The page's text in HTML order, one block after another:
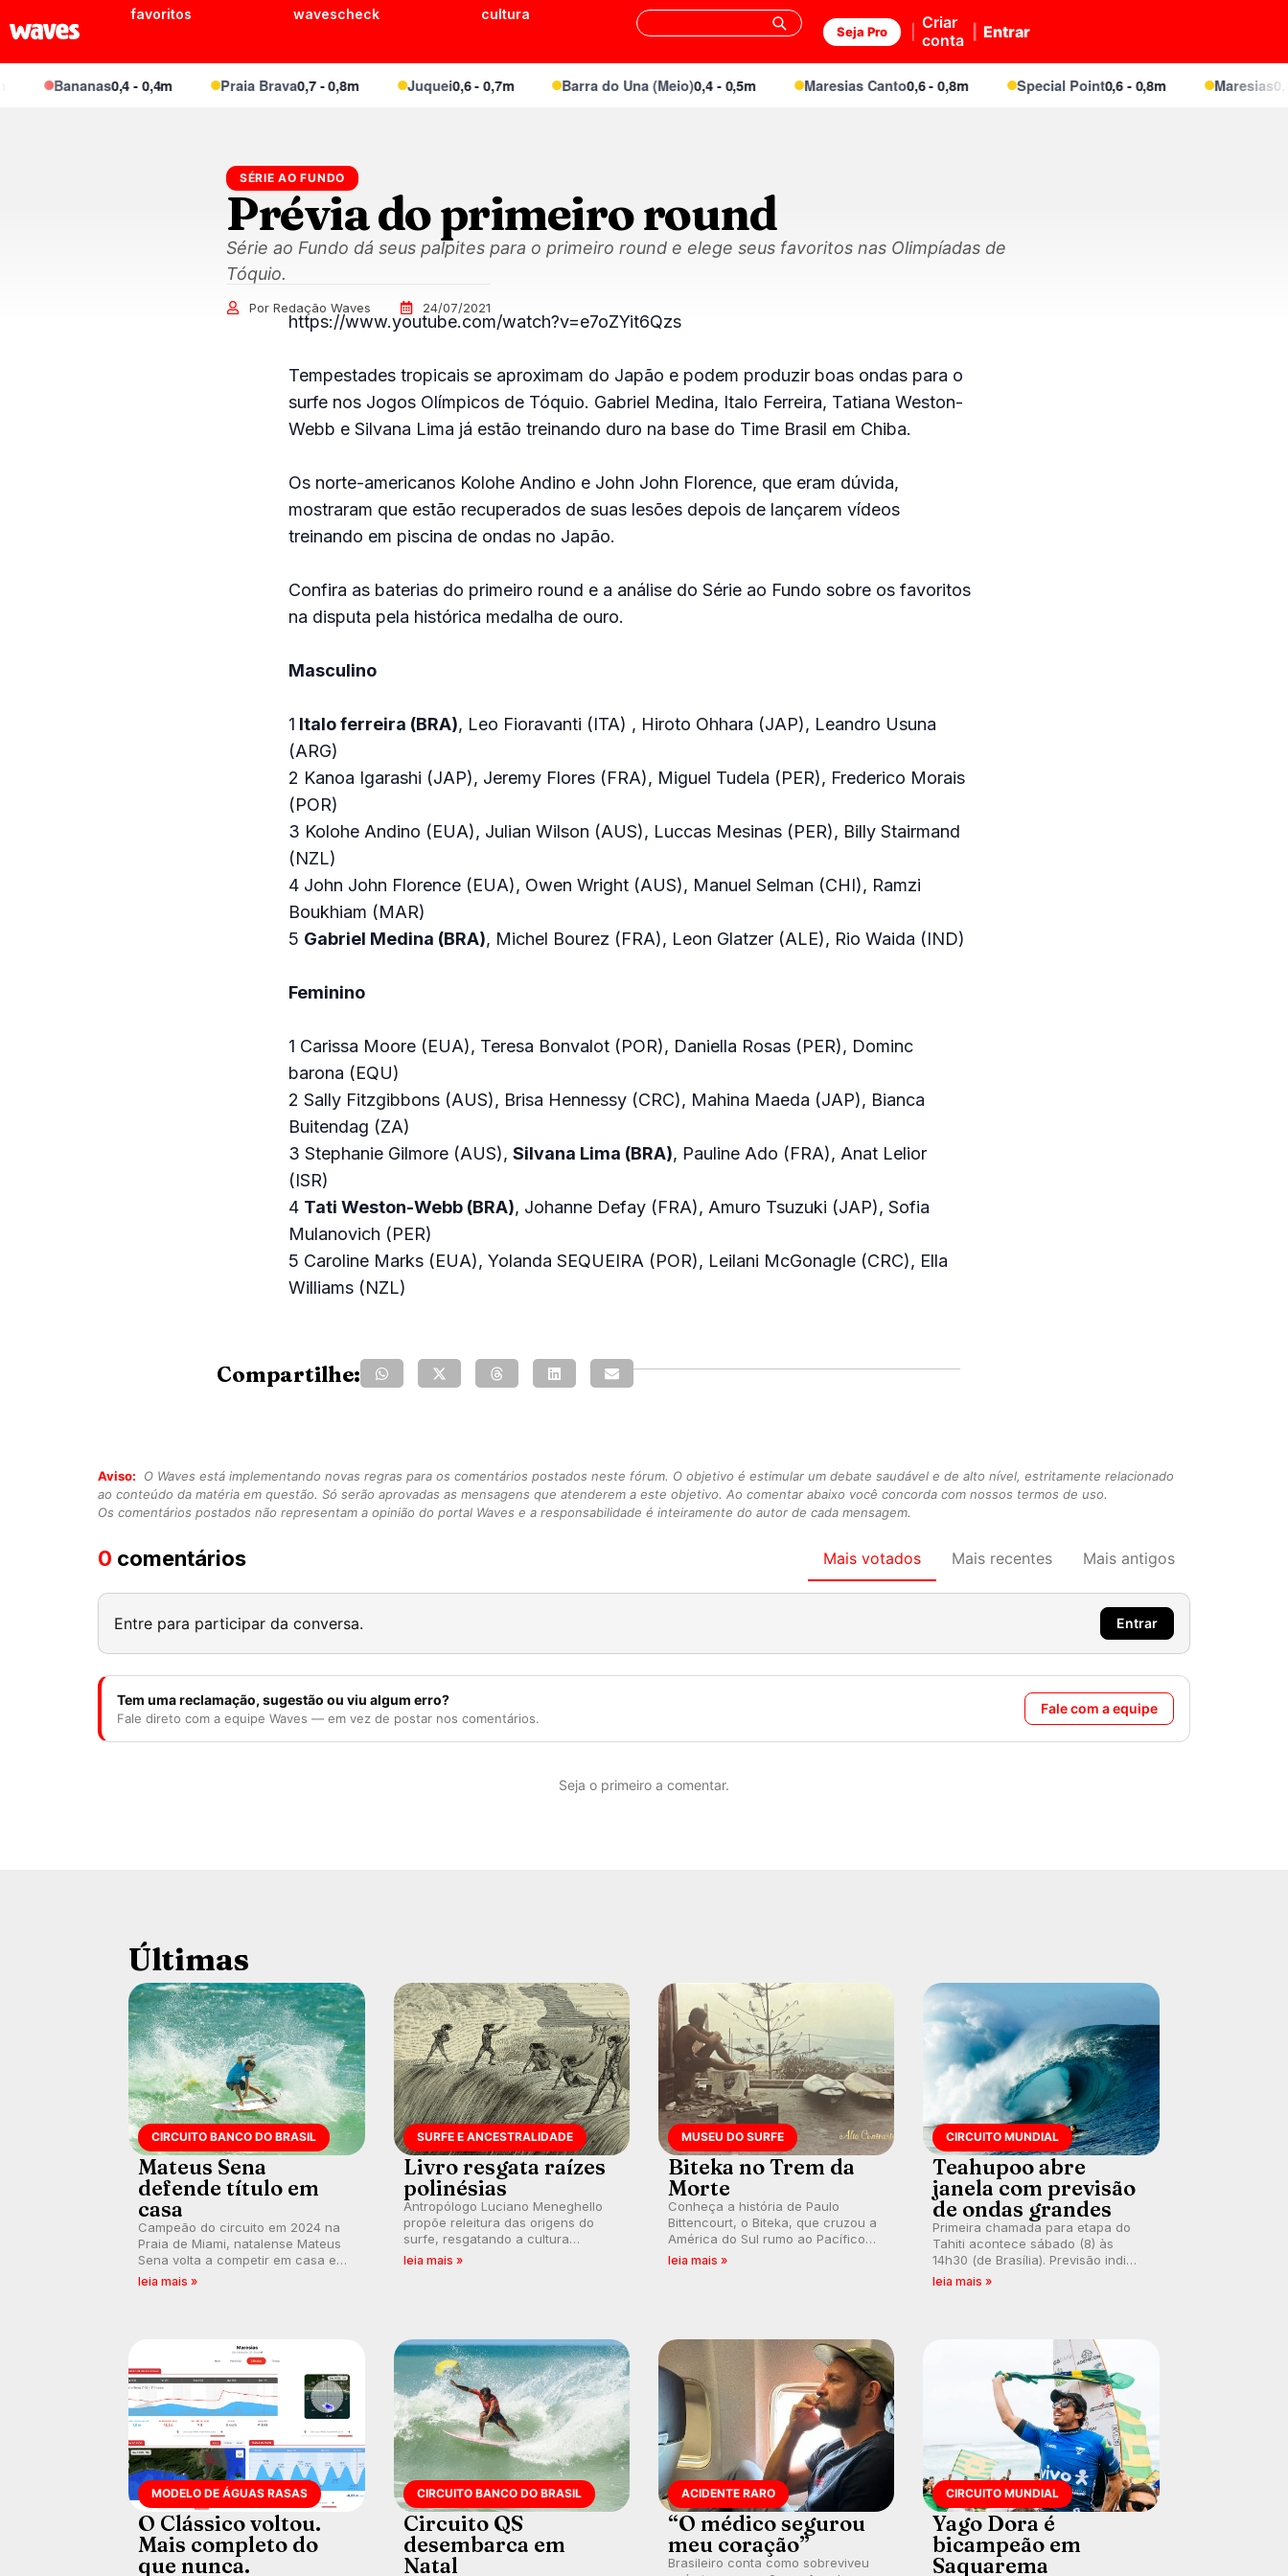
favoritos wavescheck cultura
Seja Pro
Criar
conta
Entrar
Bananas0,4 - 0,4m Praia Brava0,7 - 0,8m Juquei0,6 - 0,7m Barra do Una (Meio)0,4 - 0,5m Maresias Canto0,6 - 0,8m Special Point0,6 - 0,8m Maresias0,6 -
SÉRIE AO FUNDO
Prévia do primeiro round
Série ao Fundo dá seus palpites para o primeiro round e elege seus favoritos nas Olimpíadas de
Tóquio.
Por Redação Waves 24/07/2021
https://www.youtube.com/watch?v=e7oZYit6Qzs
Tempestades tropicais se aproximam do Japão e podem produzir boas ondas para o
surfe nos Jogos Olímpicos de Tóquio. Gabriel Medina, Italo Ferreira, Tatiana Weston-
Webb e Silvana Lima já estão treinando duro na base do Time Brasil em Chiba.
Os norte-americanos Kolohe Andino e John John Florence, que eram dúvida,
mostraram que estão recuperados de suas lesões depois de lançarem vídeos
treinando em piscina de ondas no Japão.
Confira as baterias do primeiro round e a análise do Série ao Fundo sobre os favoritos
na disputa pela histórica medalha de ouro.
Masculino
1 Italo ferreira (BRA), Leo Fioravanti (ITA) , Hiroto Ohhara (JAP), Leandro Usuna
(ARG)
2 Kanoa Igarashi (JAP), Jeremy Flores (FRA), Miguel Tudela (PER), Frederico Morais
(POR)
3 Kolohe Andino (EUA), Julian Wilson (AUS), Luccas Mesinas (PER), Billy Stairmand
(NZL)
4 John John Florence (EUA), Owen Wright (AUS), Manuel Selman (CHI), Ramzi
Boukhiam (MAR)
5 Gabriel Medina (BRA), Michel Bourez (FRA), Leon Glatzer (ALE), Rio Waida (IND)
Feminino
1 Carissa Moore (EUA), Teresa Bonvalot (POR), Daniella Rosas (PER), Dominc
barona (EQU)
2 Sally Fitzgibbons (AUS), Brisa Hennessy (CRC), Mahina Maeda (JAP), Bianca
Buitendag (ZA)
3 Stephanie Gilmore (AUS), Silvana Lima (BRA), Pauline Ado (FRA), Anat Lelior
(ISR)
4 Tati Weston-Webb (BRA), Johanne Defay (FRA), Amuro Tsuzuki (JAP), Sofia
Mulanovich (PER)
5 Caroline Marks (EUA), Yolanda SEQUEIRA (POR), Leilani McGonagle (CRC), Ella
Williams (NZL)
Compartilhe:
Aviso:
O Waves está implementando novas regras para os comentários postados neste fórum. O objetivo é estimular um debate saudável e de alto nível, estritamente relacionado
ao conteúdo da matéria em questão. Só serão aprovadas as mensagens que atenderem a este objetivo. Ao comentar abaixo você concorda com nossos termos de uso.
Os comentários postados não representam a opinião do portal Waves e a responsabilidade é inteiramente do autor de cada mensagem.
0 comentários Mais votados Mais recentes Mais antigos
Entre para participar da conversa. Entrar
Tem uma reclamação, sugestão ou viu algum erro?
Fale direto com a equipe Waves — em vez de postar nos comentários.
Fale com a equipe
Seja o primeiro a comentar.
Últimas
CIRCUITO BANCO DO BRASIL
Mateus Sena
defende título em
casa
Campeão do circuito em 2024 na
Praia de Miami, natalense Mateus
Sena volta a competir em casa em
busca de manter a hegemonia
leia mais »
SURFE E ANCESTRALIDADE
Livro resgata raízes
polinésias
Antropólogo Luciano Meneghello
propõe releitura das origens do
surfe, resgatando a cultura
polinésia e questionando a visão
leia mais »
MUSEU DO SURFE
Biteka no Trem da
Morte
Conheça a história de Paulo
Bittencourt, o Biteka, que cruzou a
América do Sul rumo ao Pacífico
em uma jornada que se tornou um
leia mais »
CIRCUITO MUNDIAL
Teahupoo abre
janela com previsão
de ondas grandes
Primeira chamada para etapa do
Tahiti acontece sábado (8) às
14h30 (de Brasília). Previsão indica
swell consistente. Medina
leia mais »
MODELO DE ÁGUAS RASAS
O Clássico voltou.
Mais completo do
que nunca.
CIRCUITO BANCO DO BRASIL
Circuito QS
desembarca em
Natal
ACIDENTE RARO
“O médico segurou
meu coração”
Brasileiro conta como sobreviveu
CIRCUITO MUNDIAL
Yago Dora é
bicampeão em
Saquarema